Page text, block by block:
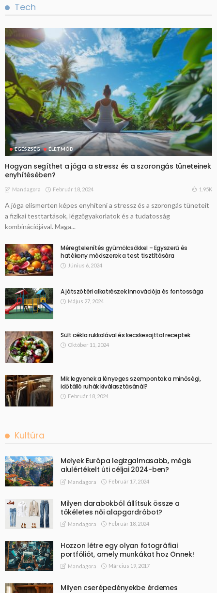
Tech
EGÉSZSÉG ÉLETMÓD
Hogyan segíthet a jóga a stressz és a szorongás tüneteinek
enyhítésében?
Mandagora Február 18, 2024 1.95K
A jóga elismerten képes enyhíteni a stressz és a szorongás tüneteit
a fizikai testtartások, légzőgyakorlatok és a tudatosság
kombinációjával. Maga...
Méregtelenítés gyümölcsökkel – Egyszerű és
hatékony módszerek a test tisztítására
Június 6, 2024
A játszótéri alkatrészek innovációja és fontossága
Május 27, 2024
Sült cékla rukkolával és kecskesajttal receptek
Október 11, 2024
Mik legyenek a lényeges szempontok a minőségi,
időtálló ruhák kiválasztásánál?
Február 18, 2024
Kultúra
Melyek Európa legizgalmasabb, mégis
alulértékelt úti céljai 2024-ben?
Mandagora Február 17, 2024
Milyen darabokból állítsuk össze a
tökéletes női alapgardróbot?
Mandagora Február 18, 2024
Hozzon létre egy olyan fotográfiai
portfóliót, amely munkákat hoz Önnek!
Mandagora Március 19, 2017
Milyen cserépedényekbe érdemes